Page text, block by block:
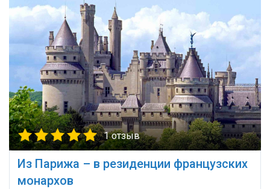
1 отзыв
Из Парижа – в резиденции французских
монархов